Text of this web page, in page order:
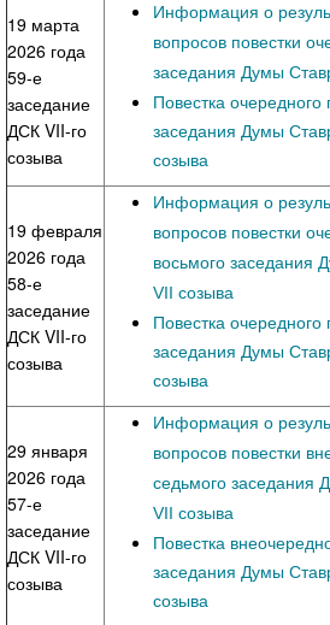
19 марта
2026 года
59-е
заседание
ДСК VII-го
созыва
Информация о
вопросов повестки
заседания Думы
Повестка очередного
заседания Думы
созыва
19 февраля
2026 года
58-е
заседание
ДСК VII-го
созыва
Информация о
вопросов повестки
восьмого заседания
VII созыва
Повестка очередного
заседания Думы
созыва
29 января
2026 года
57-е
заседание
ДСК VII-го
созыва
Информация о
вопросов повестки
седьмого заседания
VII созыва
Повестка
заседания Думы
созыва